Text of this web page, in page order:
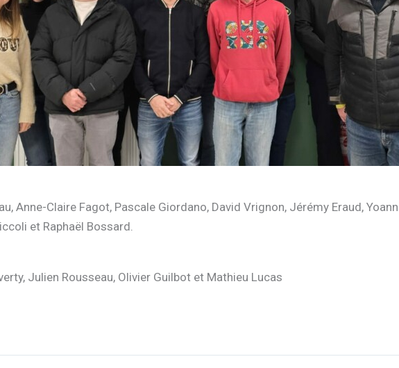
Anne-Claire Fagot, Pascale Giordano, David Vrignon, Jérémy Eraud,
et Raphaël Bossard.
Julien Rousseau, Olivier Guilbot et Mathieu Lucas